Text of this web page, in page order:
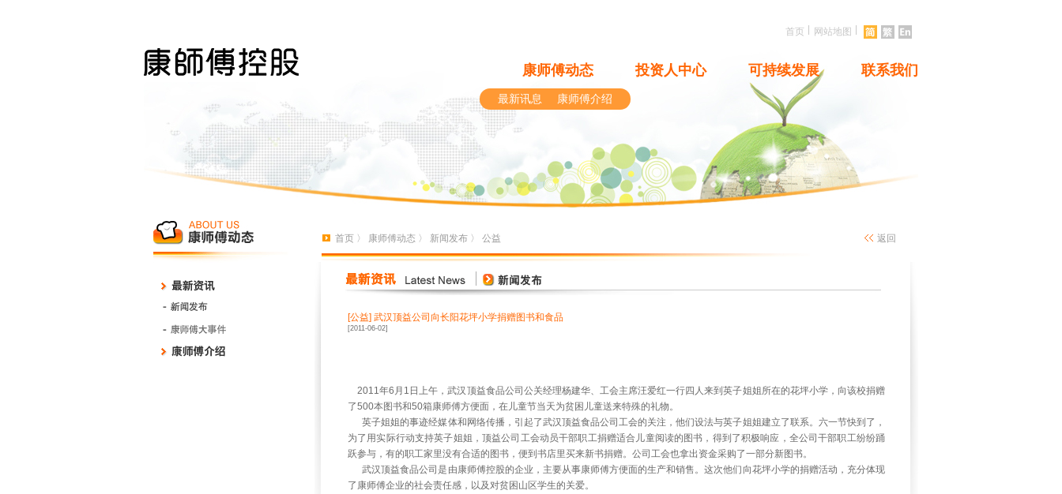
首页 网站地图
康师傅动态 投资人中心 可持续发展 联系我们
最新讯息 康师傅介绍
首页 〉 康师傅动态 〉 新闻发布 〉 公益 返回
[公益] 武汉顶益公司向长阳花坪小学捐赠图书和食品
[2011-06-02]
2011年6月1日上午，武汉顶益食品公司公关经理杨建华、工会主席汪爱红一行四人来到英子姐姐所在的花坪小学，向该校捐赠
了500本图书和50箱康师傅方便面，在儿童节当天为贫困儿童送来特殊的礼物。
英子姐姐的事迹经媒体和网络传播，引起了武汉顶益食品公司工会的关注，他们设法与英子姐姐建立了联系。六一节快到了，
为了用实际行动支持英子姐姐，顶益公司工会动员干部职工捐赠适合儿童阅读的图书，得到了积极响应，全公司干部职工纷纷踊
跃参与，有的职工家里没有合适的图书，便到书店里买来新书捐赠。公司工会也拿出资金采购了一部分新图书。
武汉顶益食品公司是由康师傅控股的企业，主要从事康师傅方便面的生产和销售。这次他们向花坪小学的捐赠活动，充分体现
了康师傅企业的社会责任感，以及对贫困山区学生的关爱。